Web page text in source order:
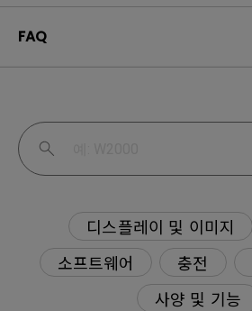
FAQ
디스플레이 및 이미지
소프트웨어
충전
사양 및 기능